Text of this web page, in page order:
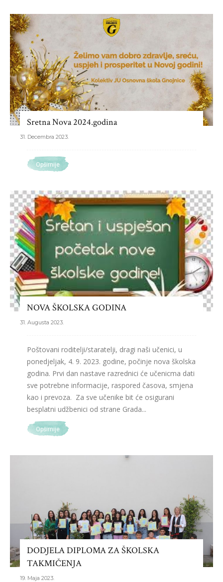
Sretna Nova 2024.godina
31. Decembra 2023.
Opširnije
NOVA ŠKOLSKA GODINA
31. Augusta 2023.
Poštovani roditelji/staratelji, dragi naši učenici, u
ponedjeljak, 4. 9. 2023. godine, počinje nova školska
godina. Prvi dan nastave razrednici će učenicma dati
sve potrebne informacije, raspored časova, smjena
kao i prevoza. Za sve učenike bit će osigurani
besplatni udžbenici od strane Grada...
Opširnije
DODJELA DIPLOMA ZA ŠKOLSKA
TAKMIČENJA
19. Maja 2023.